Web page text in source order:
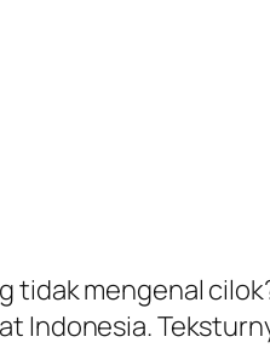
tidak mengenal
Indonesia.